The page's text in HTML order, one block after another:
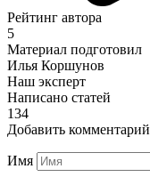
Рейтинг автора
5
Материал подготовил
Илья Коршунов
Наш эксперт
Написано статей
134
Добавить комментарий
Имя